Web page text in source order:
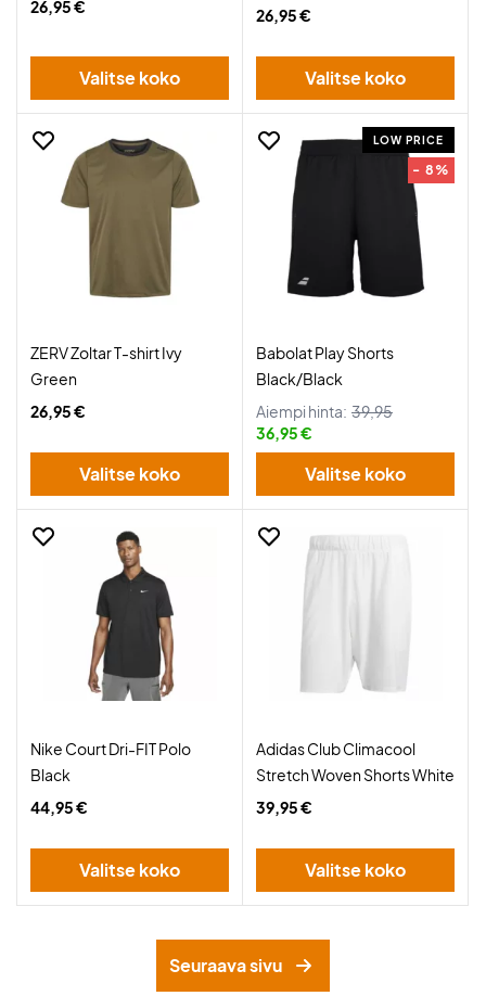
26,95 €
Valitse koko
26,95 €
Valitse koko
ZERV Zoltar T-shirt Ivy
Green
26,95 €
Valitse koko
LOW PRICE
- 8%
Babolat Play Shorts
Black/Black
Aiempi hinta: 39,95
36,95 €
Valitse koko
Nike Court Dri-FIT Polo
Black
44,95 €
Valitse koko
Adidas Club Climacool
Stretch Woven Shorts White
39,95 €
Valitse koko
Seuraava sivu